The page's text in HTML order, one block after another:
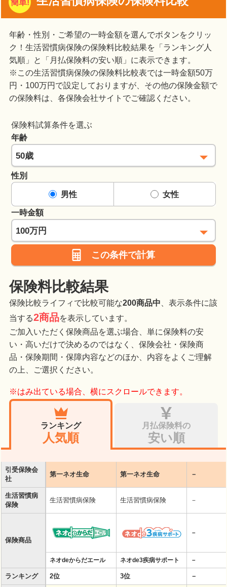
年齢・性別・ご希望の一時金額を選んでボタンをクリッ
ク！生活習慣病保険の保険料比較結果を「ランキング人
気順」と「月払保険料の安い順」に表示できます。
※この生活習慣病保険の保険料比較表では一時金額50万
円・100万円で設定しておりますが、その他の保険金額で
の保険料は、各保険会社サイトでご確認ください。
保険料試算条件を選ぶ
年齢
性別
男性 女性
一時金額
この条件で計算
保険料比較結果
保険比較ライフィで比較可能な200商品中 、表示条件に該
当する2商品を表示しています。
ご加入いただく保険商品を選ぶ場合、単に保険料の安
い・高いだけで決めるのではなく、保険会社・保険商
品・保険期間・保障内容などのほか、内容をよくご理解
の上、ご選択ください。
※はみ出ている場合、横にスクロールできます。
ランキング
人気順
月払保険料の
安い順
引受保険会
社
第一ネオ生命 第一ネオ生命 －
生活習慣病
保険
生活習慣病保険 生活習慣病保険 －
保険商品
－
ネオdeからだエール ネオde3疾病サポート －
ランキング 2位 3位 －